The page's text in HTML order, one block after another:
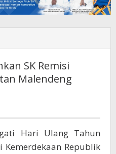
SK Remisi
Malendeng
Hari Ulang Tahun
Kemerdekaan Republik